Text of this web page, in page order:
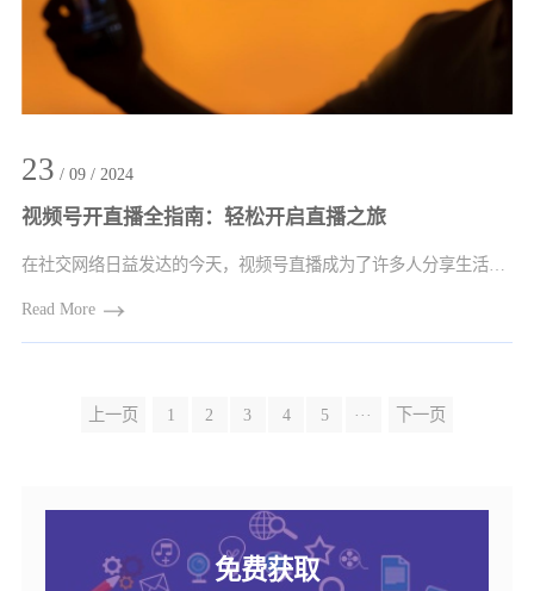
23 / 09 / 2024
视频号开直播全指南：轻松开启直播之旅
在社交网络日益发达的今天，视频号直播成为了许多人分享生活、推广业务、与观众互动的···
Read More
上一页 1 2 3 4 5 ··· 下一页
免费获取